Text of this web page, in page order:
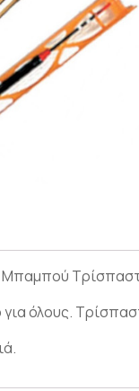
Μπαμπού
για όλους.